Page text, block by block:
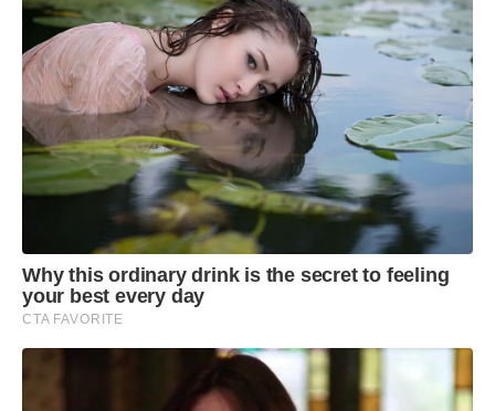
Why this ordinary drink is the secret to feeling
your best every day
CTA FAVORITE